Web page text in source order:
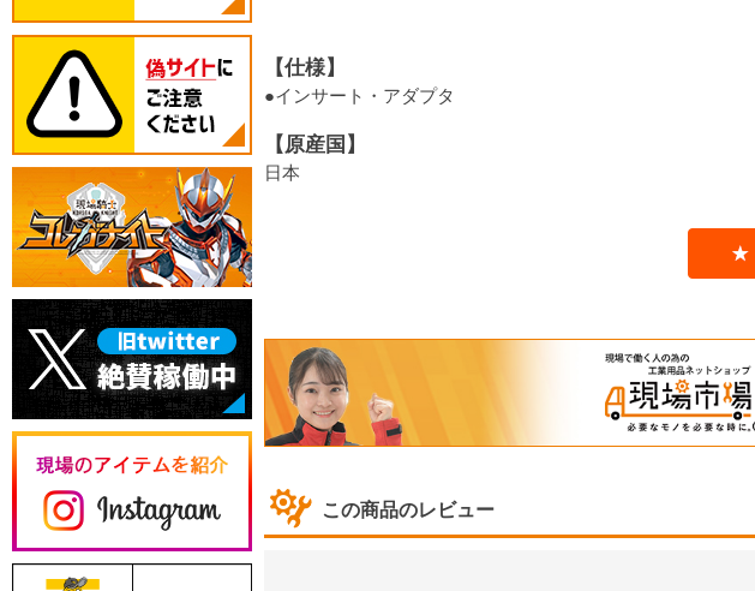
【仕様】
●インサート・アダプタ
【原産国】
日本
この商品のレビュー